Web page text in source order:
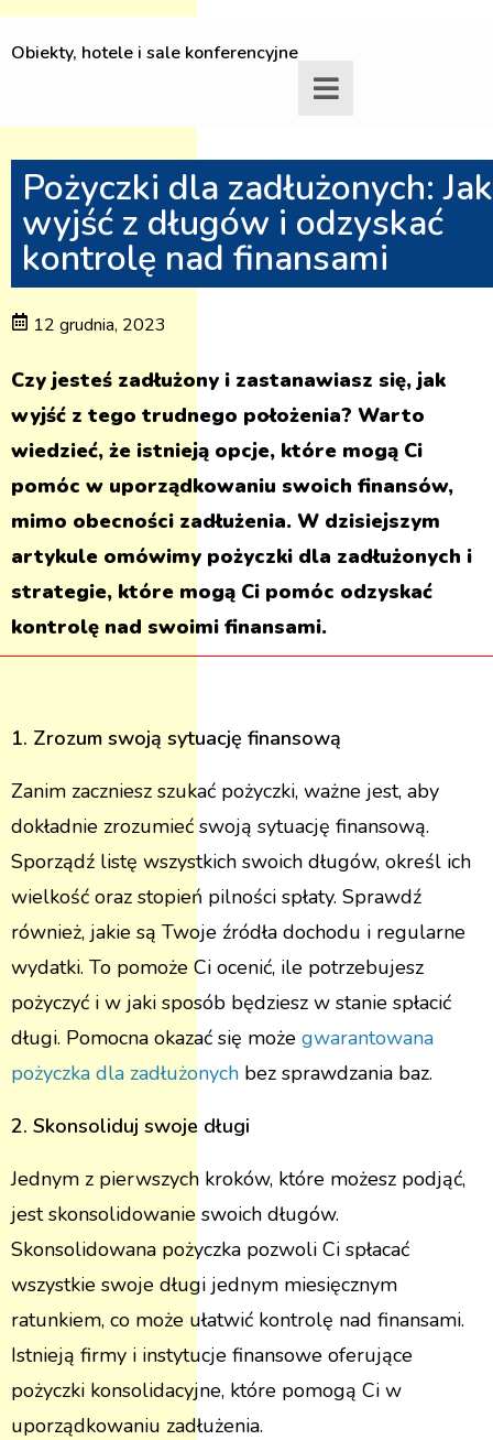
Obiekty, hotele i sale konferencyjne
Pożyczki dla zadłużonych: Jak
wyjść z długów i odzyskać
kontrolę nad finansami
12 grudnia, 2023
Czy jesteś zadłużony i zastanawiasz się, jak
wyjść z tego trudnego położenia? Warto
wiedzieć, że istnieją opcje, które mogą Ci
pomóc w uporządkowaniu swoich finansów,
mimo obecności zadłużenia. W dzisiejszym
artykule omówimy pożyczki dla zadłużonych i
strategie, które mogą Ci pomóc odzyskać
kontrolę nad swoimi finansami.
1. Zrozum swoją sytuację finansową
Zanim zaczniesz szukać pożyczki, ważne jest, aby
dokładnie zrozumieć swoją sytuację finansową.
Sporządź listę wszystkich swoich długów, określ ich
wielkość oraz stopień pilności spłaty. Sprawdź
również, jakie są Twoje źródła dochodu i regularne
wydatki. To pomoże Ci ocenić, ile potrzebujesz
pożyczyć i w jaki sposób będziesz w stanie spłacić
długi. Pomocna okazać się może gwarantowana
pożyczka dla zadłużonych bez sprawdzania baz.
2. Skonsoliduj swoje długi
Jednym z pierwszych kroków, które możesz podjąć,
jest skonsolidowanie swoich długów.
Skonsolidowana pożyczka pozwoli Ci spłacać
wszystkie swoje długi jednym miesięcznym
ratunkiem, co może ułatwić kontrolę nad finansami.
Istnieją firmy i instytucje finansowe oferujące
pożyczki konsolidacyjne, które pomogą Ci w
uporządkowaniu zadłużenia.